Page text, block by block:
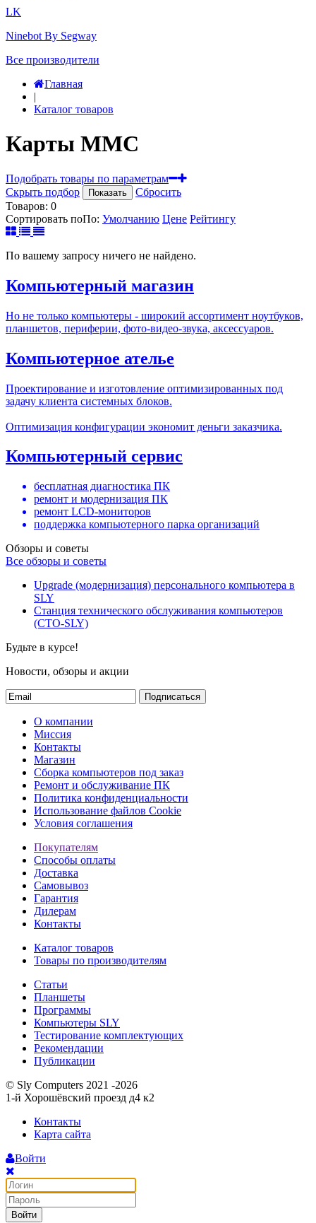
LK
Ninebot By Segway
Все производители
Главная
|
Каталог товаров
Карты MMC
Подобрать товары по параметрам
Скрыть подбор
Показать
Сбросить
Товаров: 0
Сортировать поПо: Умолчанию Цене Рейтингу
По вашему запросу ничего не найдено.
Компьютерный магазин
Но не только компьютеры - широкий ассортимент ноутбуков,
планшетов, периферии, фото-видео-звука, аксессуаров.
Компьютерное ателье
Проектирование и изготовление оптимизированных под
задачу клиента системных блоков.
Оптимизация конфигурации экономит деньги заказчика.
Компьютерный сервис
бесплатная диагностика ПК
ремонт и модернизация ПК
ремонт LCD-мониторов
поддержка компьютерного парка организаций
Обзоры и советы
Все обзоры и советы
Upgrade (модернизация) персонального компьютера в
SLY
Станция технического обслуживания компьютеров
(СТО-SLY)
Будьте в курсе!
Новости, обзоры и акции
Подписаться
О компании
Миссия
Контакты
Магазин
Сборка компьютеров под заказ
Ремонт и обслуживание ПК
Политика конфиденциальности
Использование файлов Cookie
Условия соглашения
Покупателям
Способы оплаты
Доставка
Самовывоз
Гарантия
Дилерам
Контакты
Каталог товаров
Товары по производителям
Статьи
Планшеты
Программы
Компьютеры SLY
Тестирование комплектующих
Рекомендации
Публикации
© Sly Computers 2021 -2026
1-й Хорошёвский проезд д4 к2
Контакты
Карта сайта
Войти
Войти